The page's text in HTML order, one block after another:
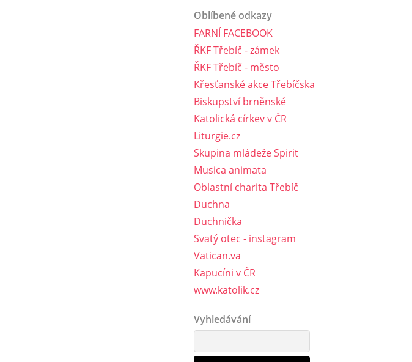
Oblíbené odkazy
FARNÍ FACEBOOK
ŘKF Třebíč - zámek
ŘKF Třebíč - město
Křesťanské akce Třebíčska
Biskupství brněnské
Katolická církev v ČR
Liturgie.cz
Skupina mládeže Spirit
Musica animata
Oblastní charita Třebíč
Duchna
Duchnička
Svatý otec - instagram
Vatican.va
Kapucíni v ČR
www.katolik.cz
Vyhledávání